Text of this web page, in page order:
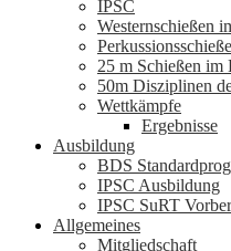
IPSC
Westernschießen
25 m Schießen
50m Disziplinen
Wettkämpfe
Ergebnisse
Ausbildung
BDS
IPSC Ausbildung
IPSC SuRT
Allgemeines
Mitgliedschaft